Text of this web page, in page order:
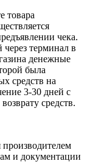
товара
чека.
через терминал в
денежные
была
средств на
3-30 дней с
средств.
и документации